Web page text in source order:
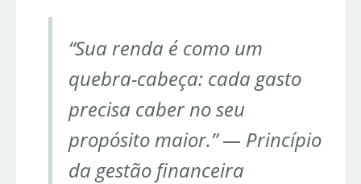
“Sua renda é como um
quebra-cabeça: cada gasto
precisa caber no seu
propósito maior.” — Princípio
da gestão financeira